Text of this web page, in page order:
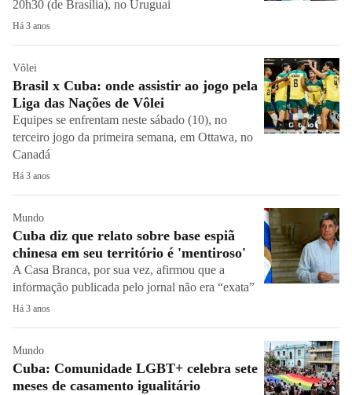
20h30 (de Brasília), no Uruguai
Há 3 anos
Vôlei
Brasil x Cuba: onde assistir ao jogo pela
Liga das Nações de Vôlei
Equipes se enfrentam neste sábado (10), no
terceiro jogo da primeira semana, em Ottawa, no
Canadá
Há 3 anos
Mundo
Cuba diz que relato sobre base espiã
chinesa em seu território é 'mentiroso'
A Casa Branca, por sua vez, afirmou que a
informação publicada pelo jornal não era “exata”
Há 3 anos
Mundo
Cuba: Comunidade LGBT+ celebra sete
meses de casamento igualitário